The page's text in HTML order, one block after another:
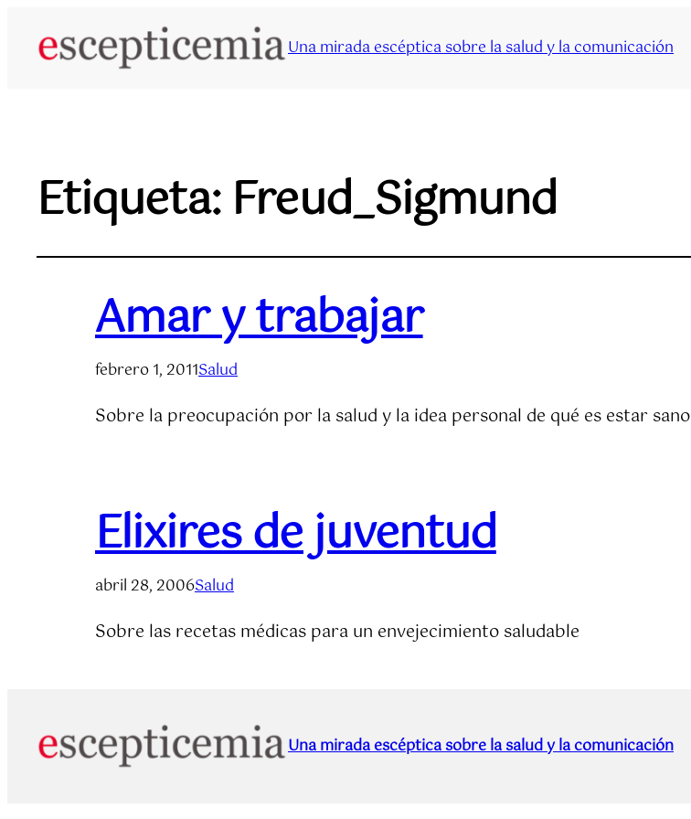
Una mirada escéptica sobre la salud y la comunicación
Etiqueta: Freud_Sigmund
Amar y trabajar
febrero 1, 2011Salud
Sobre la preocupación por la salud y la idea personal de qué es estar sano
Elixires de juventud
abril 28, 2006Salud
Sobre las recetas médicas para un envejecimiento saludable
Una mirada escéptica sobre la salud y la comunicación